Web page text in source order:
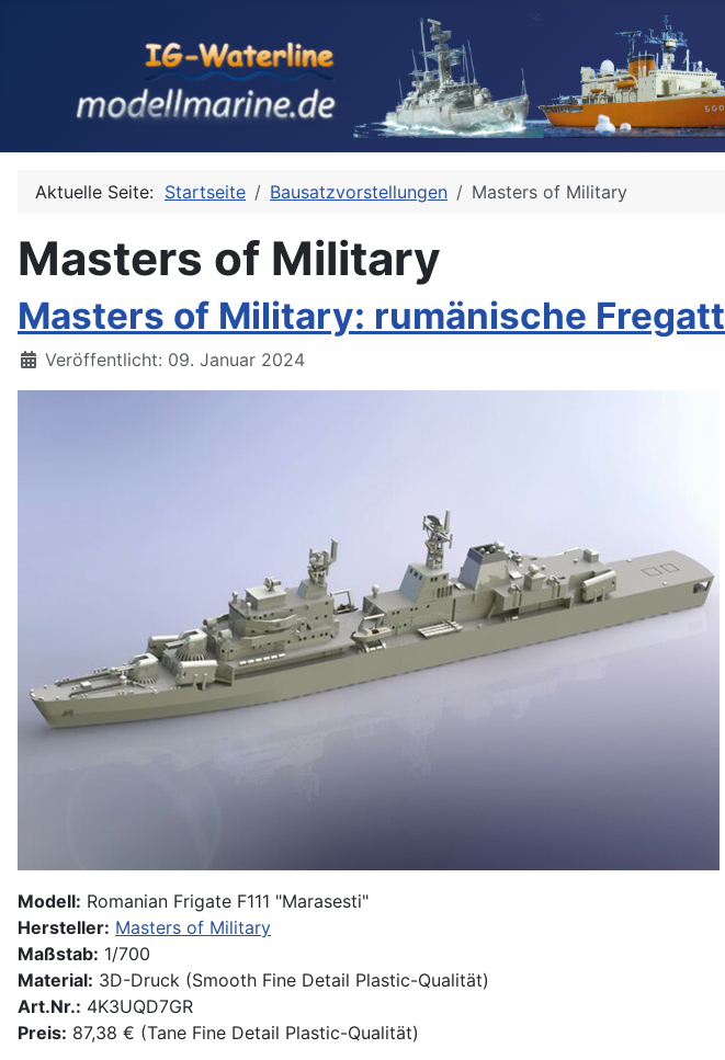
Aktuelle Seite: Startseite Bausatzvorstellungen Masters of Military
Masters of Military
Masters of Military: rumänische
Details
Veröffentlicht: 09. Januar 2024
Modell: Romanian Frigate F111 "Marasesti"
Hersteller: Masters of Military
Maßstab: 1/700
Material: 3D-Druck (Smooth Fine Detail Plastic-Qualität)
Art.Nr.: 4K3UQD7GR
Preis: 87,38 € (Tane Fine Detail Plastic-Qualität)